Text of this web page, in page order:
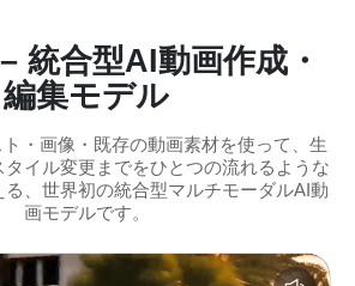
統合型AI動画作成・
編集モデル
・画像・既存の動画素材を使って、生
タイル変更までをひとつの流れるような
る、世界初の統合型マルチモーダルAI動
画モデルです。